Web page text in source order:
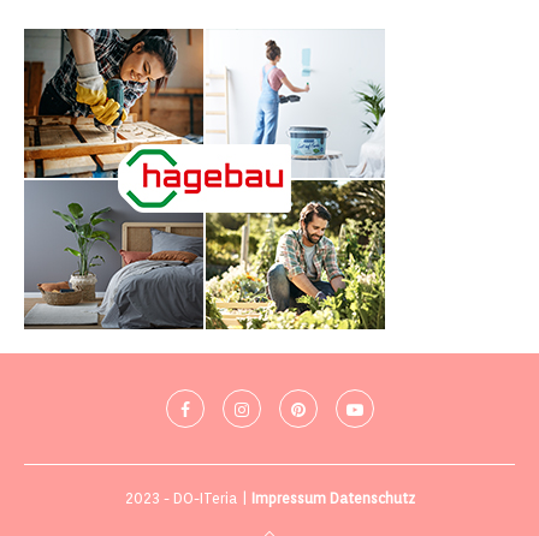
2023 - DO-ITeria | Impressum Datenschutz